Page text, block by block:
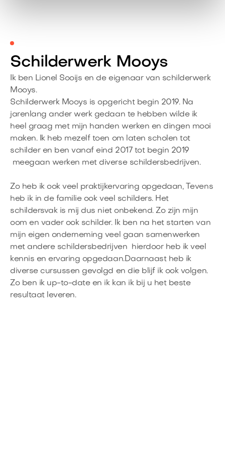
Schilderwerk Mooys
Ik ben Lionel Sooijs en de eigenaar van schilderwerk
Mooys.
Schilderwerk Mooys is opgericht begin 2019. Na
jarenlang ander werk gedaan te hebben wilde ik
heel graag met mijn handen werken en dingen mooi
maken. Ik heb mezelf toen om laten scholen tot
schilder en ben vanaf eind 2017 tot begin 2019
meegaan werken met diverse schildersbedrijven.
Zo heb ik ook veel praktijkervaring opgedaan, Tevens
heb ik in de familie ook veel schilders. Het
schildersvak is mij dus niet onbekend. Zo zijn mijn
oom en vader ook schilder. Ik ben na het starten van
mijn eigen onderneming veel gaan samenwerken
met andere schildersbedrijven hierdoor heb ik veel
kennis en ervaring opgedaan.Daarnaast heb ik
diverse cursussen gevolgd en die blijf ik ook volgen.
Zo ben ik up-to-date en ik kan ik bij u het beste
resultaat leveren.